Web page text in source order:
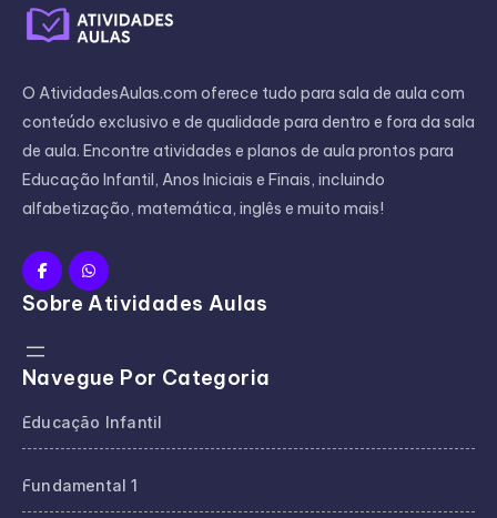
O AtividadesAulas.com oferece tudo para sala de aula com
conteúdo exclusivo e de qualidade para dentro e fora da sala
de aula. Encontre atividades e planos de aula prontos para
Educação Infantil, Anos Iniciais e Finais, incluindo
alfabetização, matemática, inglês e muito mais!
Sobre Atividades Aulas
Navegue Por Categoria
Educação Infantil
Fundamental 1